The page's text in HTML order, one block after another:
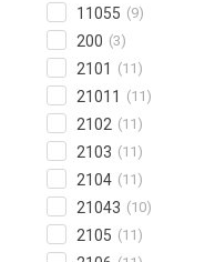
11055 (9)
200 (3)
2101 (11)
21011 (11)
2102 (11)
2103 (11)
2104 (11)
21043 (10)
2105 (11)